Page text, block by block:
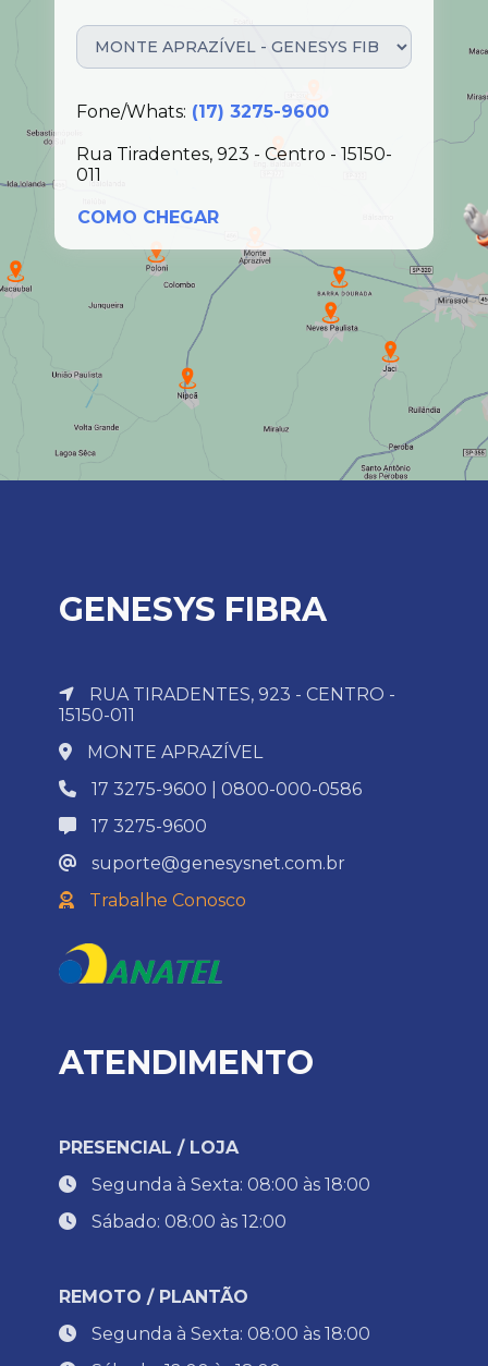
Fone/Whats: (17) 3275-9600
Rua Tiradentes, 923 - Centro - 15150-
011
COMO CHEGAR
GENESYS FIBRA
RUA TIRADENTES, 923 - CENTRO -
15150-011
MONTE APRAZÍVEL
17 3275-9600 | 0800-000-0586
17 3275-9600
suporte@genesysnet.com.br
Trabalhe Conosco
ATENDIMENTO
PRESENCIAL / LOJA
Segunda à Sexta: 08:00 às 18:00
Sábado: 08:00 às 12:00
REMOTO / PLANTÃO
Segunda à Sexta: 08:00 às 18:00